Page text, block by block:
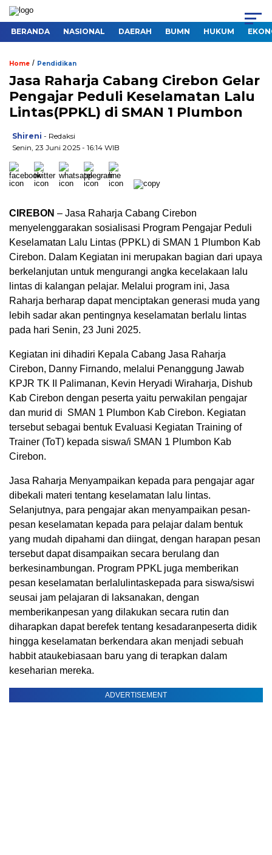
BERANDA NASIONAL DAERAH BUMN HUKUM
Home / Pendidikan
Jasa Raharja Cabang Cirebon Gelar
Pengajar Peduli Keselamatan Lalu
Lintas(PPKL) di SMAN 1 Plumbon
Shireni - Redaksi
Senin, 23 Juni 2025 - 16:14 WIB
CIREBON – Jasa Raharja Cabang Cirebon
menyelenggarakan sosialisasi Program Pengajar Peduli
Keselamatan Lalu Lintas (PPKL) di SMAN 1 Plumbon Kab
Cirebon. Dalam Kegiatan ini merupakan bagian dari upaya
berkelanjutan untuk mengurangi angka kecelakaan lalu
lintas di kalangan pelajar. Melalui program ini, Jasa
Raharja berharap dapat menciptakan generasi muda yang
lebih sadar akan pentingnya keselamatan berlalu lintas
pada hari Senin, 23 Juni 2025.
Kegiatan ini dihadiri Kepala Cabang Jasa Raharja
Cirebon, Danny Firnando, melalui Penanggung Jawab
KPJR TK II
Palimanan, Kevin Heryadi Wiraharja, Dishub
Kab Cirebon dengan peserta yaitu perwakilan pengajar
dan murid di SMAN 1 Plumbon Kab Cirebon. Kegiatan
tersebut sebagai bentuk Evaluasi Kegiatan Training of
Trainer (ToT) kepada siswa/i SMAN 1 Plumbon Kab
Cirebon.
Jasa Raharja Menyampaikan kepada para pengajar agar
dibekali materi tentang keselamatan lalu lintas.
Selanjutnya, para pengajar akan menyampaikan pesan-
pesan keselamatan kepada para pelajar dalam bentuk
yang mudah dipahami dan diingat, dengan harapan pesan
tersebut dapat disampaikan secara berulang dan
berkesinambungan. Program PPKL juga memberikan
pesan keselamatan berlalulintaskepada para siswa/siswi
seusai jam pelajaran di laksanakan, dengan
memberikanpesan yang dilakukan secara rutin dan
diharapkan dapat berefek tentang kesadaranpeserta didik
hingga keselamatan berkendara akan menjadi sebuah
habbit ataukebiasaan baru yang di terapkan dalam
keseharian mereka.
ADVERTISEMENT